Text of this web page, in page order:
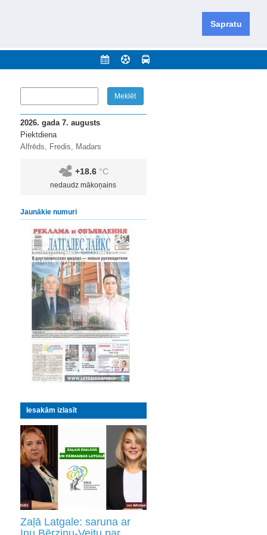
Sapratu
novadu un apkārtējos novadus un pilsētas.
2026. gada 7. augusts
Piektdiena
Alfrēds, Fredis, Madars
+18.6 °C
nedaudz mākoņains
Jaunākie numuri
Iesakām izlasīt
Zaļā Latgale: saruna ar